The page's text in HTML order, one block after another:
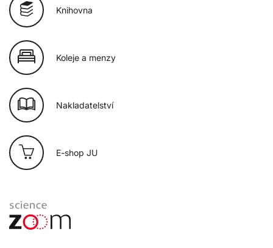
Knihovna
Koleje a menzy
Nakladatelství
E-shop JU